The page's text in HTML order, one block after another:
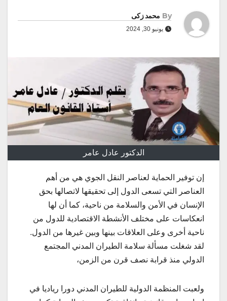
By محمد زكى
يونيو 30, 2024
الدكتور عادل عامر
إن توفير الحماية لعناصر النقل الجوي هي من أهم
العناصر التي تسعى الدول إلى تحقيقها لاتصالها بحق
الإنسان في الأمن والسلامة من ناحية، كما أن لها
انعكاسات على مختلف الأنشطة الاقتصادية للدول من
ناحية أخرى وعلى العلاقات بينها وبين غيرها من الدول.
لقد شغلت مسألة سلامة الطيران المدني المجتمع
الدولي منذ قرابة نصف قرن من الزمن،
ولعبت المنظمة الدولية للطيران المدني دورا رياديا في